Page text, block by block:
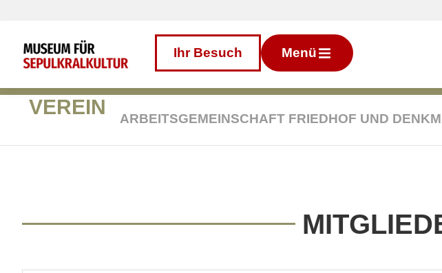
MenüDirekt
Ihr Besuch Menü
VEREIN
ARBEITSGEMEINSCHAFT FRIEDHOF UND